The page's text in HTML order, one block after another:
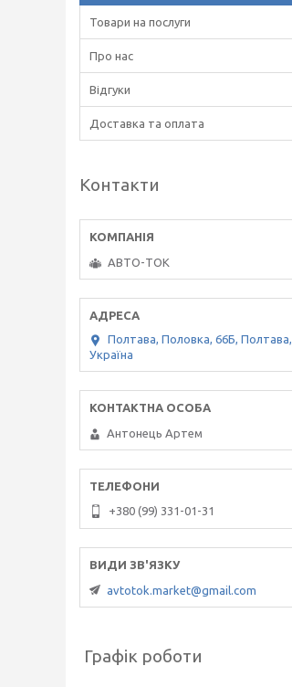
Товари на послуги
Про нас
Відгуки
Доставка та оплата
Контакти
АВТО-ТОК
Полтава, Половка, 66Б, Полтава,
Україна
Антонець Артем
+380 (99) 331-01-31
avtotok.market@gmail.com
Графік роботи